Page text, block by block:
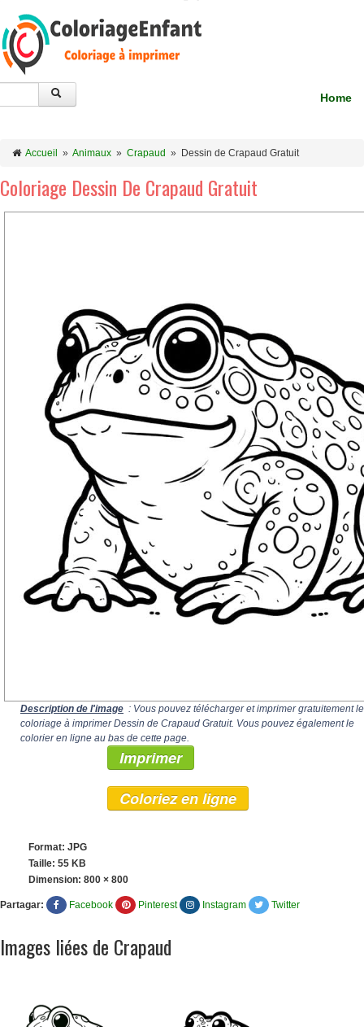
Home
Accueil » Animaux » Crapaud » Dessin de Crapaud Gratuit
Coloriage Dessin De Crapaud Gratuit
Description de l'image : Vous pouvez télécharger et imprimer gratuitement le
coloriage à imprimer Dessin de Crapaud Gratuit. Vous pouvez également le
colorier en ligne au bas de cette page.
Imprimer
Coloriez en ligne
Format: JPG
Taille: 55 KB
Dimension: 800 × 800
Partagar: Facebook Pinterest Instagram Twitter
Images liées de Crapaud